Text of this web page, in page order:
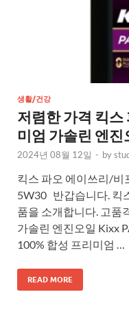
생활/건강
저렴한 가격 킥
미엄 가솔린 엔
2024년 08월 12일 - by
킥스 파오 에이쓰리/비
5W30 반갑습니다. 킥
품을 소개합니다. 고품
가솔린 엔진오일 Kixx
100% 합성 프리미엄 …
READ MORE